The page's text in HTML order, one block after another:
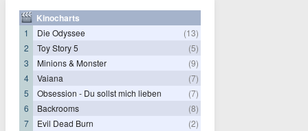
Kinocharts
1 Die Odyssee
(13)
2
Toy Story 5
(5)
3
Minions & Monster
(9)
4
Vaiana
(7)
5
Obsession - Du sollst mich lieben
(7)
6
Backrooms
(8)
7
Evil Dead Burn
(2)